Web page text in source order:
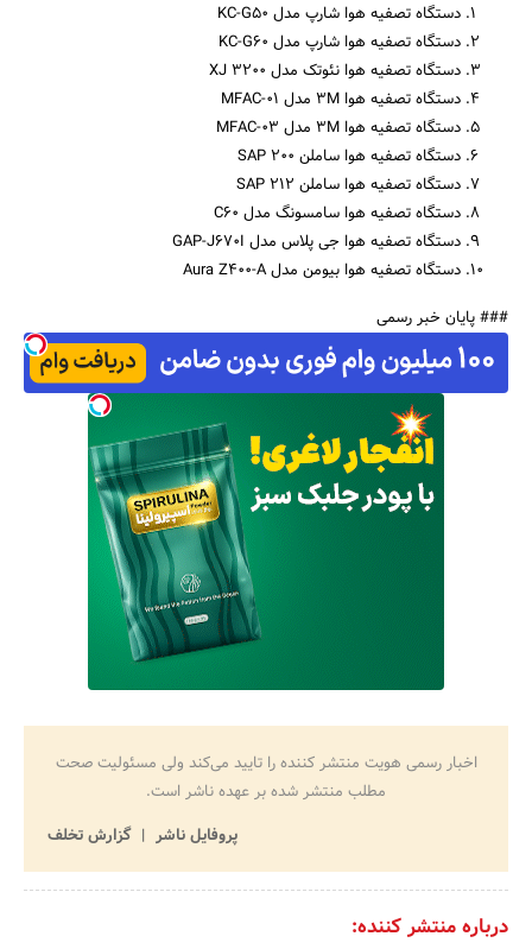
دستگاه تصفیه هوا شارپ مدل KC-G50
دستگاه تصفیه هوا شارپ مدل KC-G60
دستگاه تصفیه هوا نئوتک مدل XJ 3200
دستگاه تصفیه هوا 3M مدل MFAC-01
دستگاه تصفیه هوا 3M مدل MFAC-03
دستگاه تصفیه هوا ساملن SAP 200
دستگاه تصفیه هوا ساملن SAP 212
دستگاه تصفیه هوا سامسونگ مدل C60
دستگاه تصفیه هوا جی پلاس مدل GAP-J670I
دستگاه تصفیه هوا بیومن مدل Aura Z400-A
### پایان خبر رسمی
اخبار رسمی هویت منتشر کننده را تایید می‌کند ولی مسئولیت صحت
مطلب منتشر شده بر عهده ناشر است.
پروفایل ناشر
گزارش تخلف
درباره منتشر کننده: